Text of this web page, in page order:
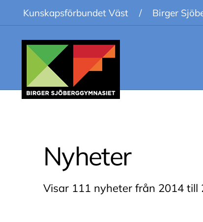
Kunskapsförbundet Väst / Birger
Nyheter
Visar 111 nyheter från 2014 till